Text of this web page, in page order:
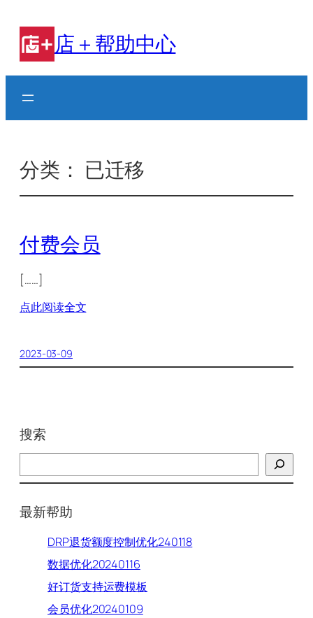
店＋帮助中心
分类： 已迁移
付费会员
[……]
点此阅读全文
2023-03-09
搜索
索
最新帮助
DRP退货额度控制优化240118
数据优化20240116
好订货支持运费模板
会员优化20240109